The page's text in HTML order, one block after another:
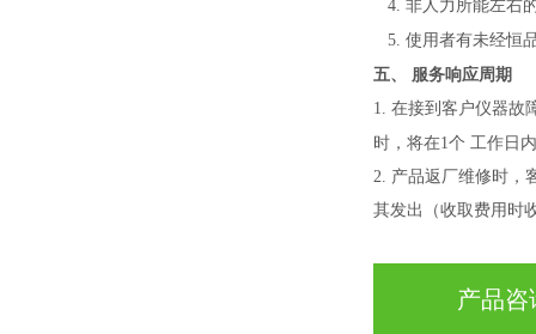
4. 非人力所能左右
5. 使用者有未经恒
五、
服务响应周期
1. 在接到客户仪器故
时，将在1个 工作日
2. 产品返厂维修时，
其发出（收取费用时
产品咨